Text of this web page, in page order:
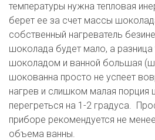
температуры нужна тепловая
берет ее за счет массы
собственный нагреватель
шоколада будет мало, а
шоколадом и ванной большая
шокованна просто не успеет
нагрев и слишком малая
перегреться на 1-2 градуса.
приборе рекомендуется не
объема ванны.